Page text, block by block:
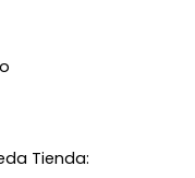
Tienda: